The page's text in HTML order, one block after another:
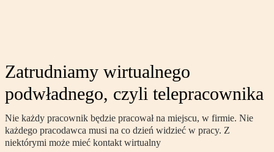
Zatrudniamy wirtualnego
podwładnego, czyli telepracownika
Nie każdy pracownik będzie pracował na miejscu, w firmie. Nie
każdego pracodawca musi na co dzień widzieć w pracy. Z
niektórymi może mieć kontakt wirtualny